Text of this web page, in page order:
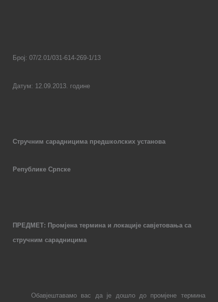
Број: 07/2.01/031-614-269-1/13
Датум: 12 .09. 2013. године
Стручним сарадницима предшколских установа
Републике Српске
ПРЕДМЕТ: Промјена термина и локације савјетовања са
стручним сарадницима
Обавјештавамо вас да је дошло до промјене термина